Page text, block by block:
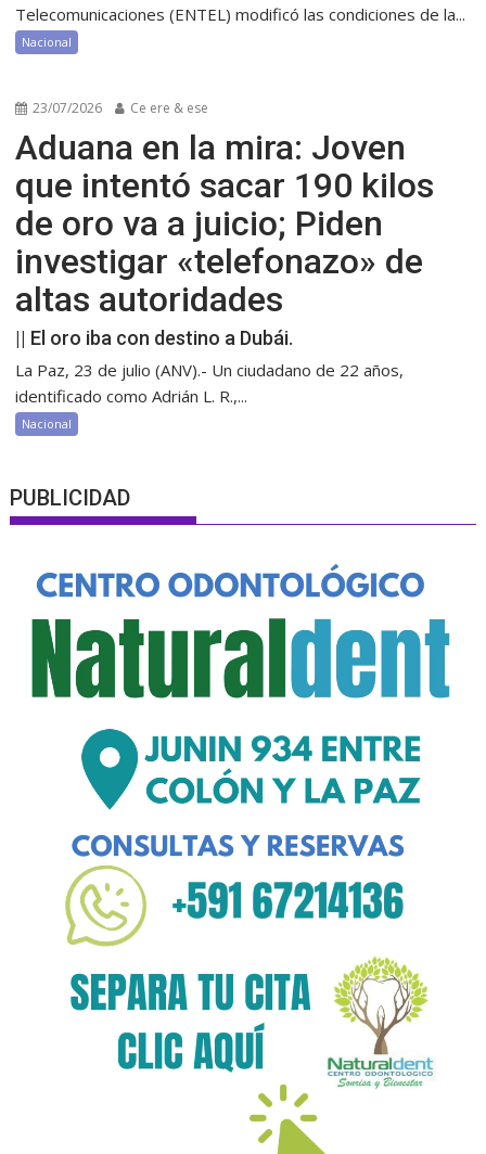
Telecomunicaciones (ENTEL) modificó las condiciones de la...
Nacional
23/07/2026 Ce ere & ese
Aduana en la mira: Joven
que intentó sacar 190 kilos
de oro va a juicio; Piden
investigar «telefonazo» de
altas autoridades
|| El oro iba con destino a Dubái.
La Paz, 23 de julio (ANV).- Un ciudadano de 22 años,
identificado como Adrián L. R.,...
Nacional
PUBLICIDAD